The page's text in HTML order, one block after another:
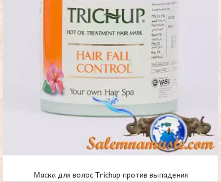
Маска для волос Trichup против выпадения